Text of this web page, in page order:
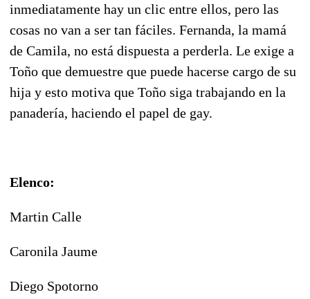
inmediatamente hay un clic entre ellos, pero las
cosas no van a ser tan fáciles. Fernanda, la mamá
de Camila, no está dispuesta a perderla. Le exige a
Toño que demuestre que puede hacerse cargo de su
hija y esto motiva que Toño siga trabajando en la
panadería, haciendo el papel de gay.
Elenco:
Martin Calle
Caronila Jaume
Diego Spotorno